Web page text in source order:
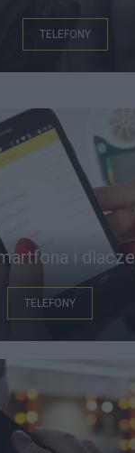
TELEFONY
i
TELEFONY